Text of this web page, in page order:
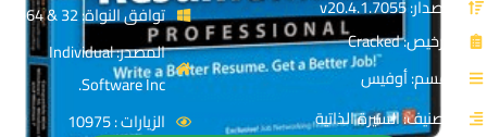
الإصدار: v20.4.1.7055
الترخيص: Cracked
القسم: أوفيس
التصنيف: السيرة الذاتية
توافق النواة: 32 & 64-Bit
المصدر: Individual
Software Inc.
الزيارات : 10975